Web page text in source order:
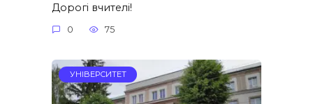
Дорогі вчителі!
0 75
УНІВЕРСИТЕТ